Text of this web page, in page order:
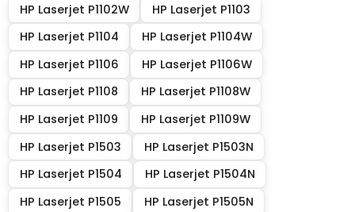
HP Laserjet P1102W
HP Laserjet P1103
HP Laserjet P1104
HP Laserjet P1104W
HP Laserjet P1106
HP Laserjet P1106W
HP Laserjet P1108
HP Laserjet P1108W
HP Laserjet P1109
HP Laserjet P1109W
HP Laserjet P1503
HP Laserjet P1503N
HP Laserjet P1504
HP Laserjet P1504N
HP Laserjet P1505
HP Laserjet P1505N